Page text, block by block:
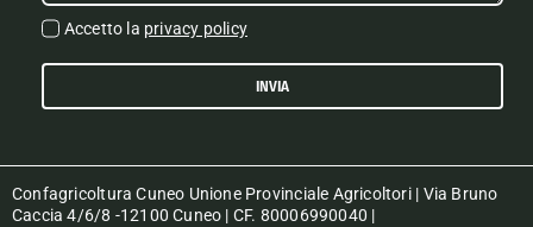
Accetto la privacy policy
INVIA
Confagricoltura Cuneo Unione Provinciale Agricoltori | Via Bruno
Caccia 4/6/8 -12100 Cuneo | CF. 80006990040 |